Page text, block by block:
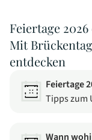
Feiertage
Mit
entdecken
Feiertage
Tipps zum
Wann